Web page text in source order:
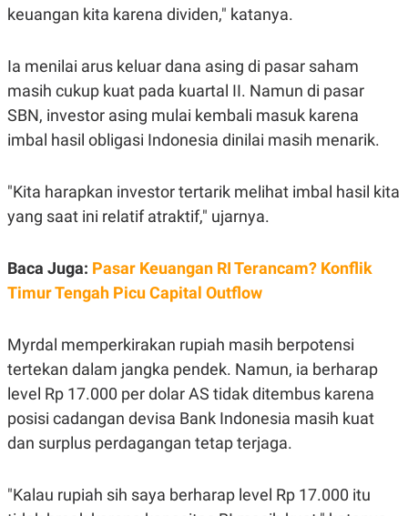
A
A
T
A
G
K
N
N
T
V
L
P
S
JARINGAN
N
T
A
N
A
A
D
E
S
S
R
E
E
A
S
I
D
keuangan kita karena dividen," katanya.
Ia menilai arus keluar dana asing di pasar saham
masih cukup kuat pada kuartal II. Namun di pasar
SBN, investor asing mulai kembali masuk karena
imbal hasil obligasi Indonesia dinilai masih menarik.
"Kita harapkan investor tertarik melihat imbal hasil kita
yang saat ini relatif atraktif," ujarnya.
Baca Juga: Pasar Keuangan RI Terancam? Konflik
Timur Tengah Picu Capital Outflow
Myrdal memperkirakan rupiah masih berpotensi
tertekan dalam jangka pendek. Namun, ia berharap
level Rp 17.000 per dolar AS tidak ditembus karena
posisi cadangan devisa Bank Indonesia masih kuat
dan surplus perdagangan tetap terjaga.
"Kalau rupiah sih saya berharap level Rp 17.000 itu